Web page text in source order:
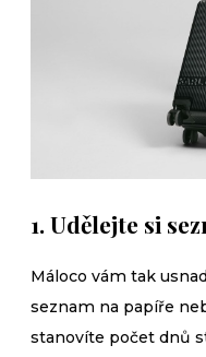
1. Udělejte si
Máloco vám tak
seznam na papíře
stanovíte počet dnů